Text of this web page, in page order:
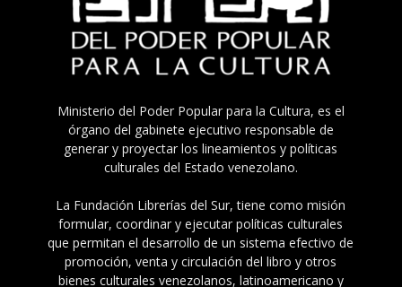
Ministerio del Poder Popular para la Cultura, es el
órgano del gabinete ejecutivo responsable de
generar y proyectar los lineamientos y políticas
culturales del Estado venezolano.
La Fundación Librerías del Sur, tiene como misión
formular, coordinar y ejecutar políticas culturales
que permitan el desarrollo de un sistema efectivo de
promoción, venta y circulación del libro y otros
bienes culturales venezolanos, latinoamericano y